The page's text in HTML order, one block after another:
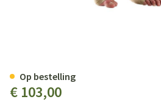
€ 103,00
Op bestelling